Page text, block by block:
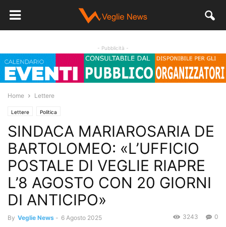
- Pubblicità -
Home Lettere
Lettere Politica
SINDACA MARIAROSARIA DE
BARTOLOMEO: «L’UFFICIO
POSTALE DI VEGLIE RIAPRE
L’8 AGOSTO CON 20 GIORNI
DI ANTICIPO»
By Veglie News - 6 Agosto 2025 0
3243